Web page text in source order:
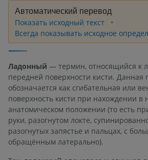
Автоматический перевод
Показать исходный текст
Всегда показывать исходное
Ладонный — термин, относящийся к
передней поверхности кисти. Данная
обозначается как сгибательная или
поверхность кисти при нахождении в
анатомическом положении (то есть
руки, разогнутом локте,
разогнутых запястье и пальцах, с
обращённым латерально).